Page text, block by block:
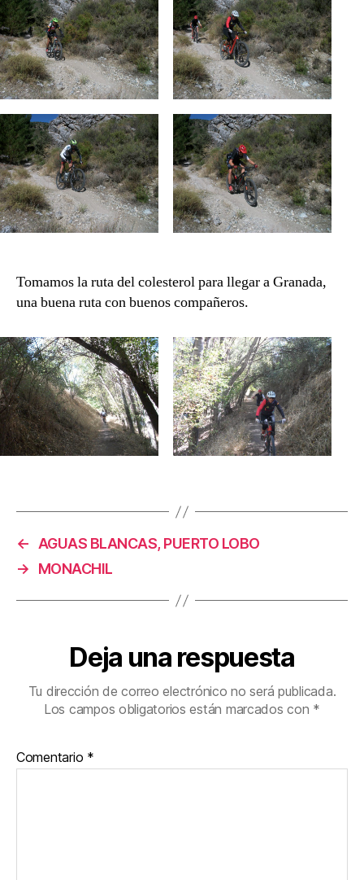
Tomamos la ruta del colesterol para llegar a Granada,
una buena ruta con buenos compañeros.
← AGUAS BLANCAS, PUERTO LOBO
→
MONACHIL
Deja una respuesta
Tu dirección de correo electrónico no será publicada.
Los campos obligatorios están marcados con *
Comentario *